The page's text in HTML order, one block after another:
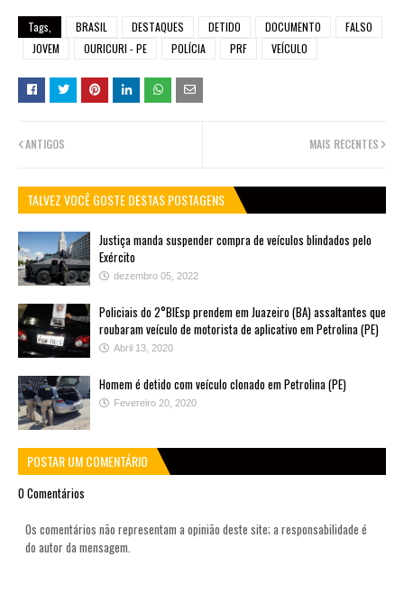
Tags, BRASIL DESTAQUES DETIDO DOCUMENTO
FALSO
JOVEM
OURICURI - PE POLÍCIA PRF VEÍCULO
MAIS RECENTES
ANTIGOS
TALVEZ VOCÊ GOSTE DESTAS POSTAGENS
Justiça manda suspender compra de veículos blindados pelo
Exército
dezembro 05, 2022
Policiais do 2°BIEsp prendem em Juazeiro (BA) assaltantes que
roubaram veículo de motorista de aplicativo em Petrolina (PE)
Abril 13, 2020
Homem é detido com veículo clonado em Petrolina (PE)
Fevereiro 20, 2020
POSTAR UM COMENTÁRIO
0 Comentários
Os comentários não representam a opinião deste site; a responsabilidade é
do autor da mensagem.